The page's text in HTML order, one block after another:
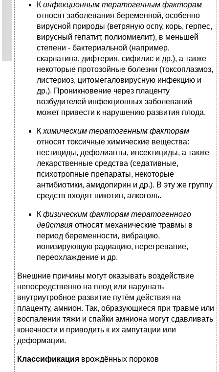
К инфекционным тератогенным факторам
относят заболевания беременной, особенно
вирусной природы (ветряную оспу, корь, герпес,
вирусный гепатит, полиомиелит), в меньшей
степени - бактериальной (например,
скарлатина, дифтерия, сифилис и др.), а также
некоторые протозойные болезни (токсоплазмоз,
листериоз, цитомегаловирусную инфекцию и
др.). Проникновение через плаценту
возбудителей инфекционных заболеваний
может привести к нарушению развития плода.
К химическим тератогенным факторам
относят токсичные химические вещества:
пестициды, дефолианты, инсектициды, а также
лекарственные средства (седативные,
психотропные препараты, некоторые
антибиотики, амидопирин и др.). В эту же группу
средств входят никотин, алкоголь.
К физическим факторам тератогенного
действия относят механические травмы в
период беременности, вибрацию,
ионизирующую радиацию, перегревание,
переохлаждение и др.
Внешние причины могут оказывать воздействие
непосредственно на плод или нарушать
внутриутробное развитие путём действия на
плаценту, амнион. Так, образующиеся при травме или
воспалении тяжи и спайки амниона могут сдавливать
конечности и приводить к их ампутации или
деформации.
Классификация врождённых пороков